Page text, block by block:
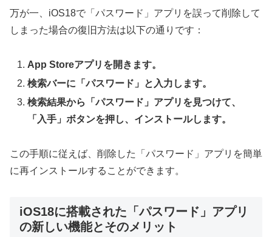
万が一、iOS18で「パスワード」アプリを誤って削除して
しまった場合の復旧方法は以下の通りです：
App Storeアプリを開きます。
検索バーに「パスワード」と入力します。
検索結果から「パスワード」アプリを見つけて、
「入手」ボタンを押し、インストールします。
この手順に従えば、削除した「パスワード」アプリを簡単
に再インストールすることができます。
iOS18に搭載された「パスワード」アプリ
の新しい機能とそのメリット